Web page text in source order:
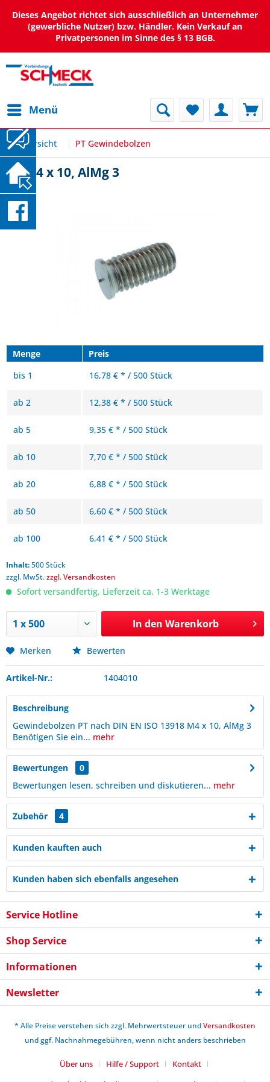
Dieses Angebot richtet sich ausschließlich an Unternehmer
(gewerbliche Nutzer) bzw. Händler. Kein Verkauf an
Privatpersonen im Sinne des § 13 BGB.
Menü
Übersicht PT Gewindebolzen
PT M4 x 10, AlMg 3
Menge
Preis
bis 1 16,78 € * / 500 Stück
ab 2 12,38 € * / 500 Stück
ab 5 9,35 € * / 500 Stück
ab 10 7,70 € * / 500 Stück
ab 20 6,88 € * / 500 Stück
ab 50 6,60 € * / 500 Stück
ab 100 6,41 € * / 500 Stück
Inhalt:500 Stück
zzgl. MwSt.zzgl. Versandkosten
Sofort versandfertig, Lieferzeit ca. 1-3 Werktage
In den Warenkorb
Merken Bewerten
Artikel-Nr.: 1404010
Beschreibung
Gewindebolzen PT nach DIN EN ISO 13918 M4 x 10, AlMg 3
Benötigen Sie ein... mehr
Bewertungen
0
Bewertungen lesen, schreiben und diskutieren... mehr
Zubehör 4
Kunden kauften auch
Kunden haben sich ebenfalls angesehen
Service Hotline
Shop Service
Informationen
Newsletter
* Alle Preise verstehen sich zzgl. Mehrwertsteuer undVersandkosten
und ggf. Nachnahmegebühren, wenn nicht anders beschrieben
Über uns Hilfe / Support
Kontakt